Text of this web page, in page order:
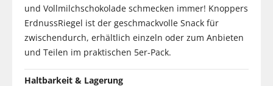
und Vollmilchschokolade schmecken immer! Knoppers
ErdnussRiegel ist der geschmackvolle Snack für
zwischendurch, erhältlich einzeln oder zum Anbieten
und Teilen im praktischen 5er-Pack.
Haltbarkeit & Lagerung